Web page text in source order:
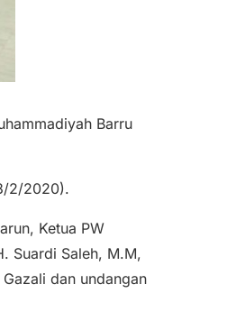
Barru
2/2020).
Ketua PW
Suardi Saleh, M.M,
dan undangan